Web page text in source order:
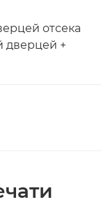
отсека
дверцей +